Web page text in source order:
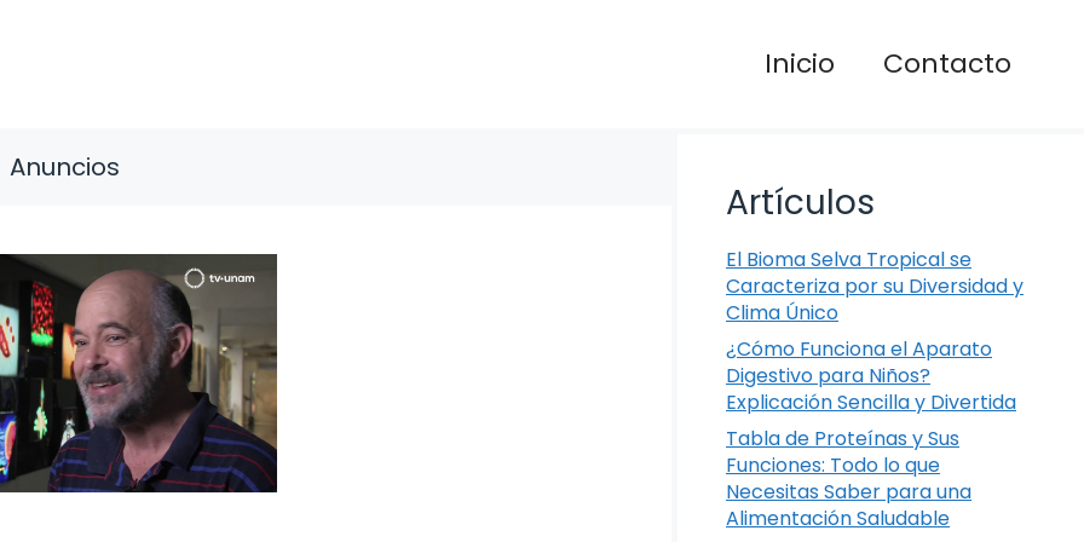
Inicio Contacto
Anuncios
Artículos
El Bioma Selva Tropical se
Caracteriza por su Diversidad y
Clima Único
¿Cómo Funciona el Aparato
Digestivo para Niños?
Explicación Sencilla y Divertida
Tabla de Proteínas y Sus
Funciones: Todo lo que
Necesitas Saber para una
Alimentación Saludable